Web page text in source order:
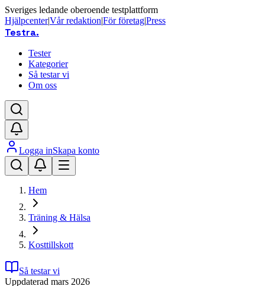
Sveriges ledande oberoende testplattform
Hjälpcenter|Vår redaktion|För företag|Press
Testra.
Tester
Kategorier
Så testar vi
Om oss
Logga inSkapa konto
Hem
Träning & Hälsa
Kosttillskott
Så testar vi
Uppdaterad mars 2026